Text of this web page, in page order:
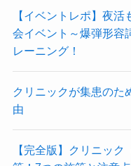
【イベントレポ】夜
会イベント～爆弾形容
レーニング！
クリニックが集患のた
由
【完全版】クリニッ